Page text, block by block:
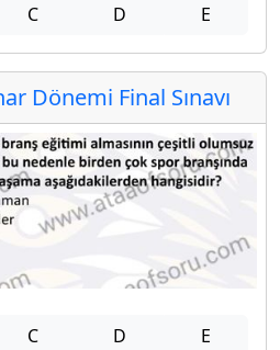
C D E
Dönemi Final Sınavı
C D E